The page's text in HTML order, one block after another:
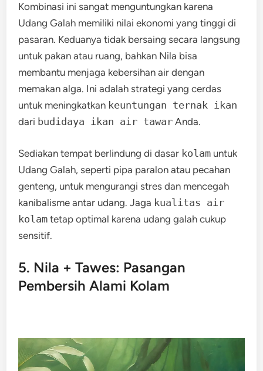
Kombinasi ini sangat menguntungkan karena
Udang Galah memiliki nilai ekonomi yang tinggi di
pasaran. Keduanya tidak bersaing secara langsung
untuk pakan atau ruang, bahkan Nila bisa
membantu menjaga kebersihan air dengan
memakan alga. Ini adalah strategi yang cerdas
untuk meningkatkan keuntungan ternak ikan
dari budidaya ikan air tawar Anda.
Sediakan tempat berlindung di dasar kolam untuk
Udang Galah, seperti pipa paralon atau pecahan
genteng, untuk mengurangi stres dan mencegah
kanibalisme antar udang. Jaga kualitas air
kolam tetap optimal karena udang galah cukup
sensitif.
5. Nila + Tawes: Pasangan
Pembersih Alami Kolam